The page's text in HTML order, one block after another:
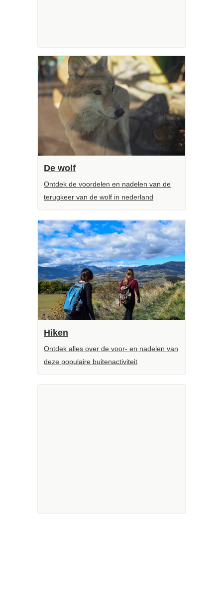
De wolf
Ontdek de voordelen en nadelen van de
terugkeer van de wolf in nederland
Hiken
Ontdek alles over de voor- en nadelen van
deze populaire buitenactiviteit